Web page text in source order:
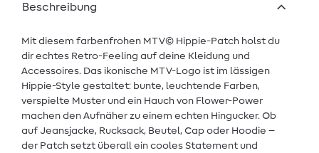
Beschreibung
Mit diesem farbenfrohen MTV© Hippie-Patch holst du
dir echtes Retro-Feeling auf deine Kleidung und
Accessoires. Das ikonische MTV-Logo ist im lässigen
Hippie-Style gestaltet: bunte, leuchtende Farben,
verspielte Muster und ein Hauch von Flower-Power
machen den Aufnäher zu einem echten Hingucker. Ob
auf Jeansjacke, Rucksack, Beutel, Cap oder Hoodie –
der Patch setzt überall ein cooles Statement und